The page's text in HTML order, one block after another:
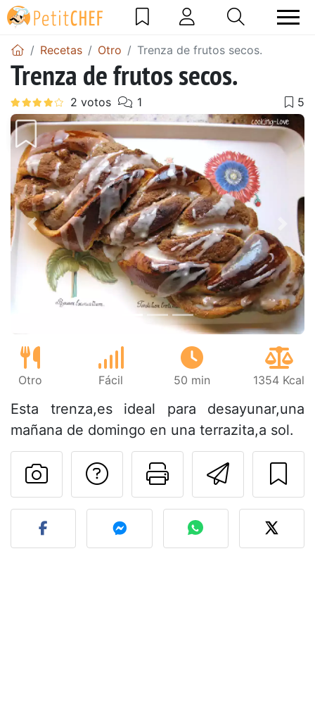
Recetas Otro Trenza de frutos secos.
Trenza de frutos secos.
Anterior
Otro Fácil 50 min 1354 Kcal
Esta trenza,es ideal para desayunar,una
mañana de domingo en una terrazita,a sol.
Imprimir
Preguntar al autor
Publicar la foto de esta